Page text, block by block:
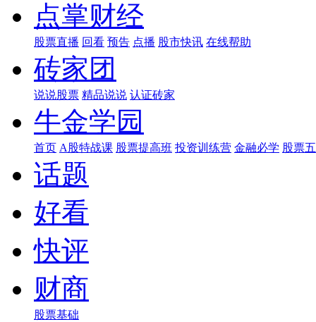
点掌财经
股票直播 回看 预告 点播 股市快讯 在线帮助
砖家团
说说股票 精品说说 认证砖家
牛金学园
首页 A股特战课 股票提高班 投资训练营 金融必学 股票
话题
好看
快评
财商
股票基础